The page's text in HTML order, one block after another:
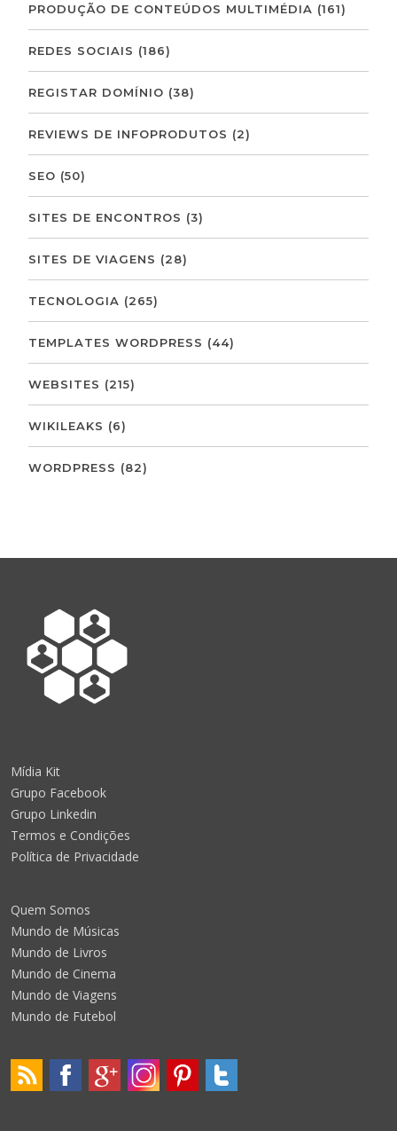
PRODUÇÃO DE CONTEÚDOS MULTIMÉDIA (161)
REDES SOCIAIS (186)
REGISTAR DOMÍNIO (38)
REVIEWS DE INFOPRODUTOS (2)
SEO (50)
SITES DE ENCONTROS (3)
SITES DE VIAGENS (28)
TECNOLOGIA (265)
TEMPLATES WORDPRESS (44)
WEBSITES (215)
WIKILEAKS (6)
WORDPRESS (82)
Mídia Kit
Grupo Facebook
Grupo Linkedin
Termos e Condições
Política de Privacidade
Quem Somos
Mundo de Músicas
Mundo de Livros
Mundo de Cinema
Mundo de Viagens
Mundo de Futebol